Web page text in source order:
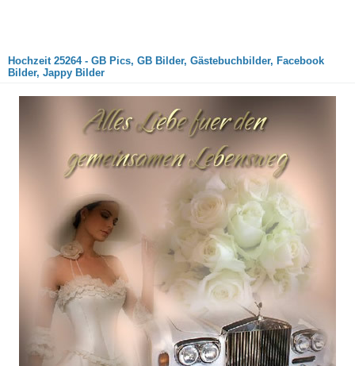
Hochzeit 25264 - GB Pics, GB Bilder, Gästebuchbilder, Facebook
Bilder, Jappy Bilder